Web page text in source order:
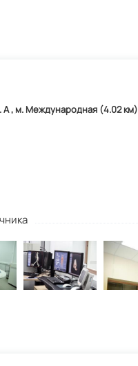
А , м. Международная (4.02 км)